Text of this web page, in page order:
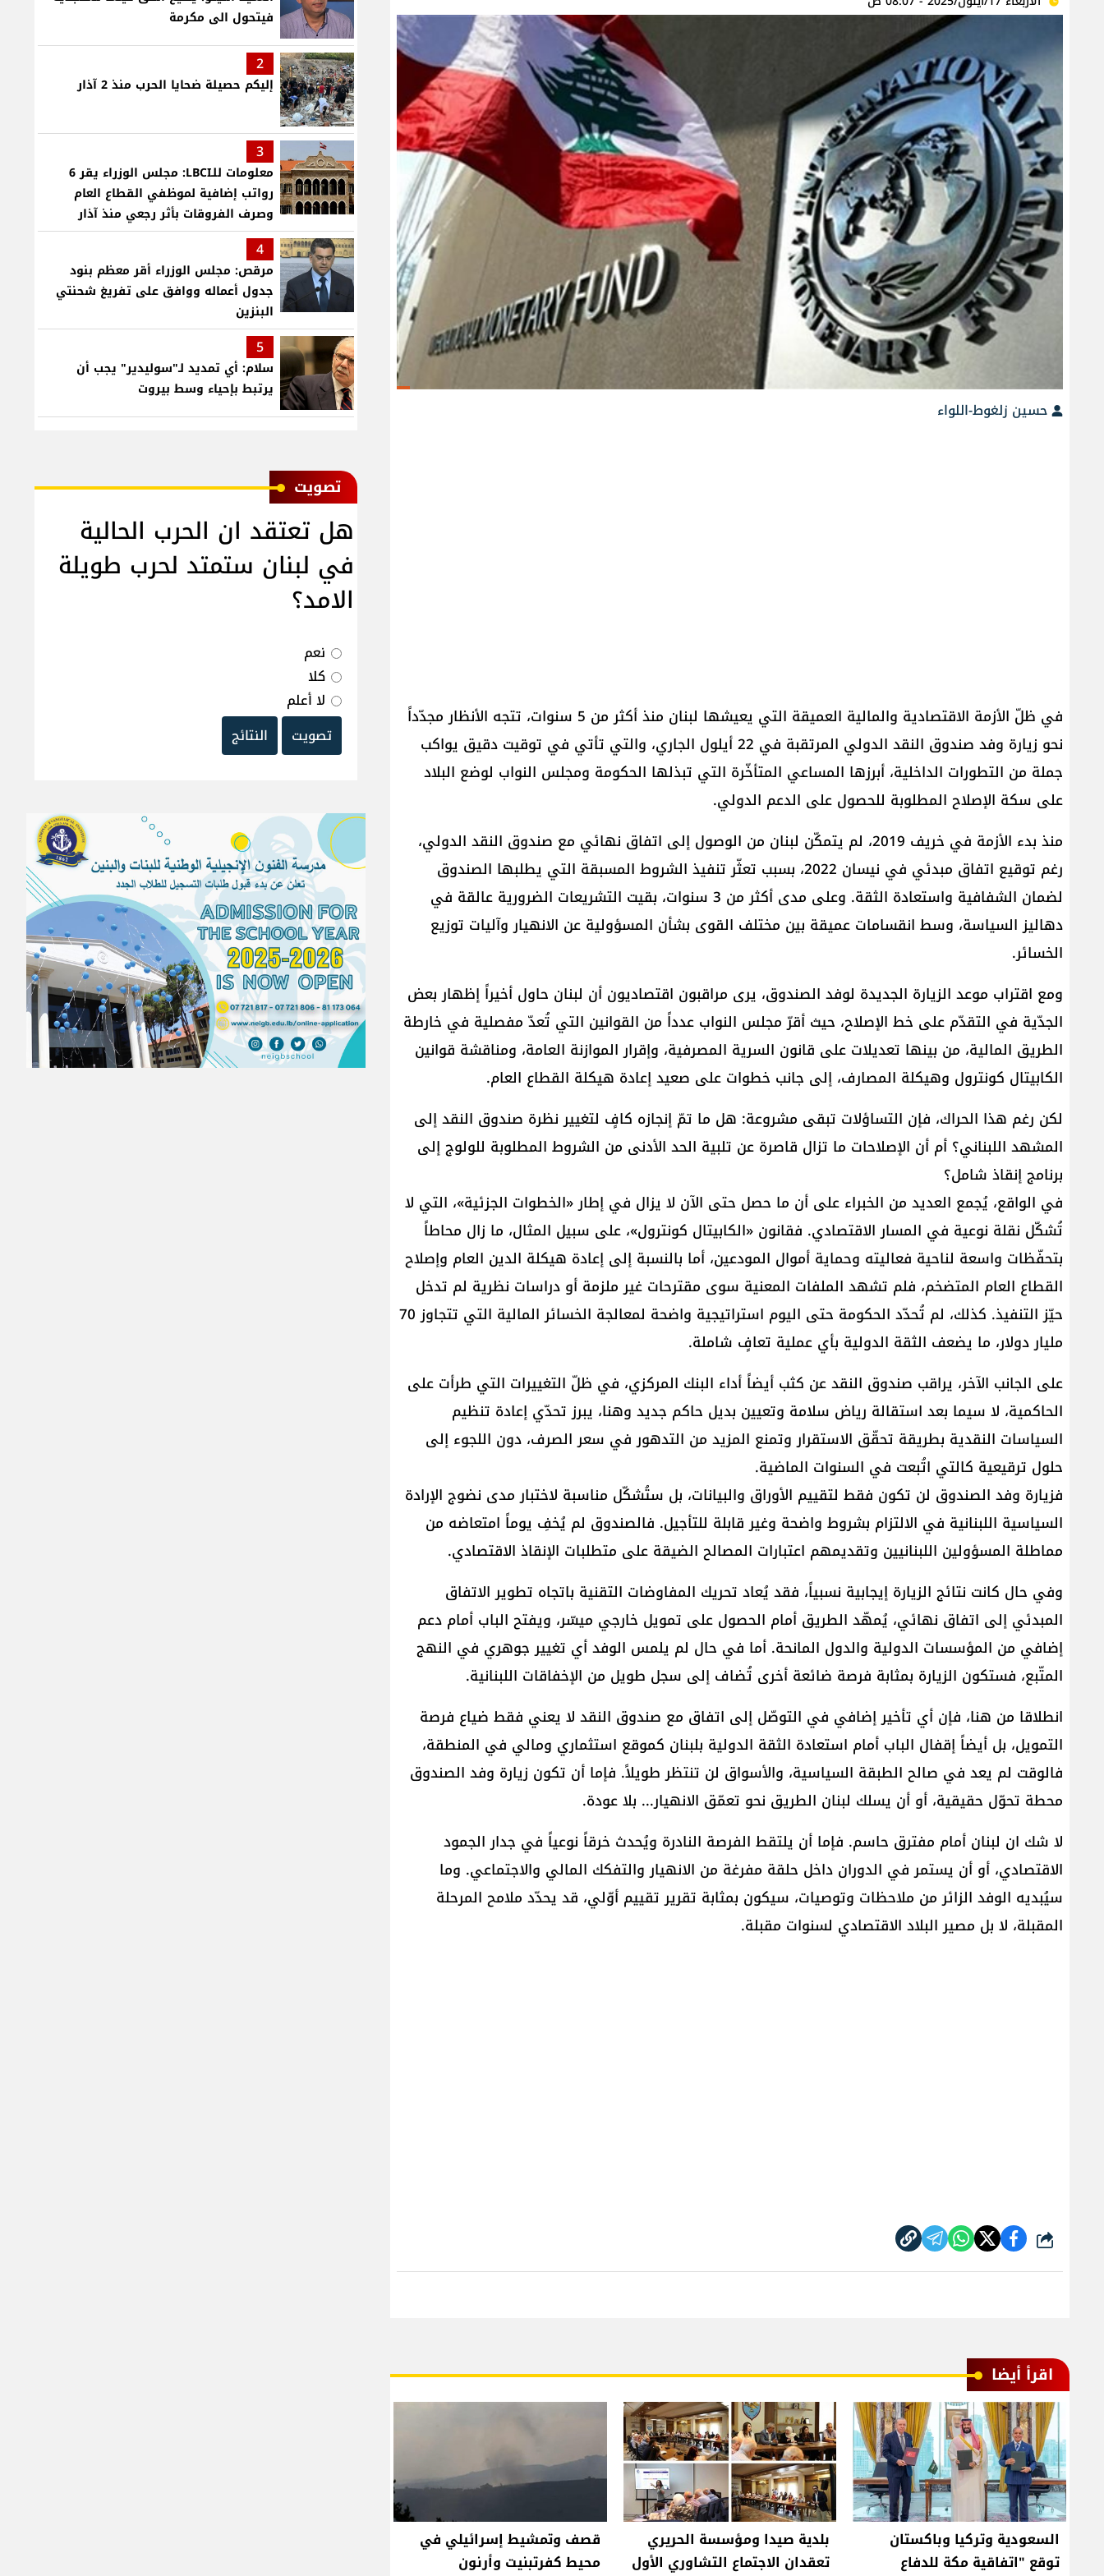
حسين زلغوط-اللواء
في ظلّ الأزمة الاقتصادية والمالية العميقة التي يعيشها لبنان منذ أكثر من 5 سنوات، تتجه الأنظار مجدّداً
نحو زيارة وفد صندوق النقد الدولي المرتقبة في 22 أيلول الجاري، والتي تأتي في توقيت دقيق يواكب
جملة من التطورات الداخلية، أبرزها المساعي المتأخّرة التي تبذلها الحكومة ومجلس النواب لوضع البلاد
على سكة الإصلاح المطلوبة للحصول على الدعم الدولي.
منذ بدء الأزمة في خريف 2019، لم يتمكّن لبنان من الوصول إلى اتفاق نهائي مع صندوق النقد الدولي،
رغم توقيع اتفاق مبدئي في نيسان 2022، بسبب تعثّر تنفيذ الشروط المسبقة التي يطلبها الصندوق
لضمان الشفافية واستعادة الثقة. وعلى مدى أكثر من 3 سنوات، بقيت التشريعات الضرورية عالقة في
دهاليز السياسة، وسط انقسامات عميقة بين مختلف القوى بشأن المسؤولية عن الانهيار وآليات توزيع
الخسائر.
ومع اقتراب موعد الزيارة الجديدة لوفد الصندوق، يرى مراقبون اقتصاديون أن لبنان حاول أخيراً إظهار بعض
الجدّية في التقدّم على خط الإصلاح، حيث أقرّ مجلس النواب عدداً من القوانين التي تُعدّ مفصلية في خارطة
الطريق المالية، من بينها تعديلات على قانون السرية المصرفية، وإقرار الموازنة العامة، ومناقشة قوانين
الكابيتال كونترول وهيكلة المصارف، إلى جانب خطوات على صعيد إعادة هيكلة القطاع العام.
لكن رغم هذا الحراك، فإن التساؤلات تبقى مشروعة: هل ما تمّ إنجازه كافٍ لتغيير نظرة صندوق النقد إلى
المشهد اللبناني؟ أم أن الإصلاحات ما تزال قاصرة عن تلبية الحد الأدنى من الشروط المطلوبة للولوج إلى
برنامج إنقاذ شامل؟
في الواقع، يُجمع العديد من الخبراء على أن ما حصل حتى الآن لا يزال في إطار «الخطوات الجزئية»، التي لا
تُشكّل نقلة نوعية في المسار الاقتصادي. فقانون «الكابيتال كونترول»، على سبيل المثال، ما زال محاطاً
بتحفّظات واسعة لناحية فعاليته وحماية أموال المودعين، أما بالنسبة إلى إعادة هيكلة الدين العام وإصلاح
القطاع العام المتضخم، فلم تشهد الملفات المعنية سوى مقترحات غير ملزمة أو دراسات نظرية لم تدخل
حيّز التنفيذ. كذلك، لم تُحدّد الحكومة حتى اليوم استراتيجية واضحة لمعالجة الخسائر المالية التي تتجاوز 70
مليار دولار، ما يضعف الثقة الدولية بأي عملية تعافٍ شاملة.
على الجانب الآخر، يراقب صندوق النقد عن كثب أيضاً أداء البنك المركزي، في ظلّ التغييرات التي طرأت على
الحاكمية، لا سيما بعد استقالة رياض سلامة وتعيين بديل حاكم جديد وهنا، يبرز تحدّي إعادة تنظيم
السياسات النقدية بطريقة تحقّق الاستقرار وتمنع المزيد من التدهور في سعر الصرف، دون اللجوء إلى
حلول ترقيعية كالتي اتُبعت في السنوات الماضية.
فزيارة وفد الصندوق لن تكون فقط لتقييم الأوراق والبيانات، بل ستُشكّل مناسبة لاختبار مدى نضوج الإرادة
السياسية اللبنانية في الالتزام بشروط واضحة وغير قابلة للتأجيل. فالصندوق لم يُخفِ يوماً امتعاضه من
مماطلة المسؤولين اللبنانيين وتقديمهم اعتبارات المصالح الضيقة على متطلبات الإنقاذ الاقتصادي.
وفي حال كانت نتائج الزيارة إيجابية نسبياً، فقد يُعاد تحريك المفاوضات التقنية باتجاه تطوير الاتفاق
المبدئي إلى اتفاق نهائي، يُمهّد الطريق أمام الحصول على تمويل خارجي ميسّر، ويفتح الباب أمام دعم
إضافي من المؤسسات الدولية والدول المانحة. أما في حال لم يلمس الوفد أي تغيير جوهري في النهج
المتّبع، فستكون الزيارة بمثابة فرصة ضائعة أخرى تُضاف إلى سجل طويل من الإخفاقات اللبنانية.
انطلاقا من هنا، فإن أي تأخير إضافي في التوصّل إلى اتفاق مع صندوق النقد لا يعني فقط ضياع فرصة
التمويل، بل أيضاً إقفال الباب أمام استعادة الثقة الدولية بلبنان كموقع استثماري ومالي في المنطقة،
فالوقت لم يعد في صالح الطبقة السياسية، والأسواق لن تنتظر طويلاً. فإما أن تكون زيارة وفد الصندوق
محطة تحوّل حقيقية، أو أن يسلك لبنان الطريق نحو تعمّق الانهيار... بلا عودة.
لا شك ان لبنان أمام مفترق حاسم. فإما أن يلتقط الفرصة النادرة ويُحدث خرقاً نوعياً في جدار الجمود
الاقتصادي، أو أن يستمر في الدوران داخل حلقة مفرغة من الانهيار والتفكك المالي والاجتماعي. وما
سيُبديه الوفد الزائر من ملاحظات وتوصيات، سيكون بمثابة تقرير تقييم أوّلي، قد يحدّد ملامح المرحلة
المقبلة، لا بل مصير البلاد الاقتصادي لسنوات مقبلة.
شارك
اقرأ أيضا
السعودية وتركيا وباكستان
توقع "اتفاقية مكة للدفاع
بلدية صيدا ومؤسسة الحريري
تعقدان الاجتماع التشاوري الأول
قصف وتمشيط إسرائيلي في
محيط كفرتبنيت وأرنون
فيتحول الى مكرمة
2
إليكم حصيلة ضحايا الحرب منذ 2 آذار
3
معلومات للـLBCI: مجلس الوزراء يقر 6
رواتب إضافية لموظفي القطاع العام
وصرف الفروقات بأثر رجعي منذ آذار
4
مرقص: مجلس الوزراء أقر معظم بنود
جدول أعماله ووافق على تفريغ شحنتي
البنزين
5
سلام: أي تمديد لـ"سوليدير" يجب أن
يرتبط بإحياء وسط بيروت
ﺗﺼﻮﻳﺖ
هل تعتقد ان الحرب الحالية
في لبنان ستمتد لحرب طويلة
الامد؟
نعم
كلا
لا أعلم
تصويت
النتائج